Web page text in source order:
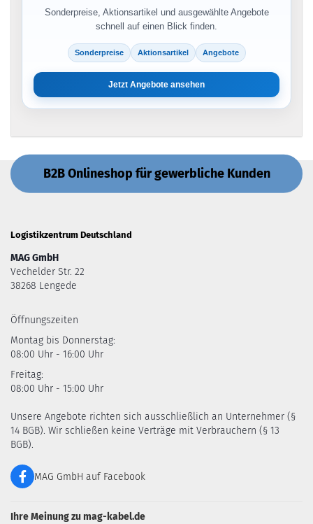
Sonderpreise, Aktionsartikel und ausgewählte Angebote
schnell auf einen Blick finden.
Sonderpreise Aktionsartikel Angebote
Jetzt Angebote ansehen
B2B Onlineshop für gewerbliche Kunden
Logistikzentrum Deutschland
MAG GmbH
Vechelder Str. 22
38268 Lengede
Öffnungszeiten
Montag bis Donnerstag:
08:00 Uhr - 16:00 Uhr
Freitag:
08:00 Uhr - 15:00 Uhr
Unsere Angebote richten sich ausschließlich an Unternehmer (§
14 BGB). Wir schließen keine Verträge mit Verbrauchern (§ 13
BGB).
MAG GmbH auf Facebook
Ihre Meinung zu mag-kabel.de